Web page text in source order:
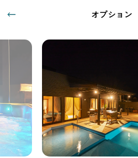
オプション